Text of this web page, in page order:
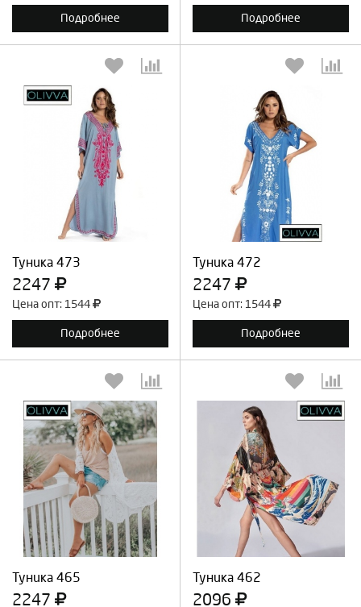
Подробнее Подробнее
Туника 473
2247
Цена опт: 1544
Подробнее
Выберите количество:
Продолжить Отмена
Туника 472
2247
Цена опт: 1544
Подробнее
Выберите количество:
Продолжить Отмена
Туника 465
2247
Выберите количество:
Продолжить Отмена
Туника 462
2096
Выберите количество:
Продолжить Отмена